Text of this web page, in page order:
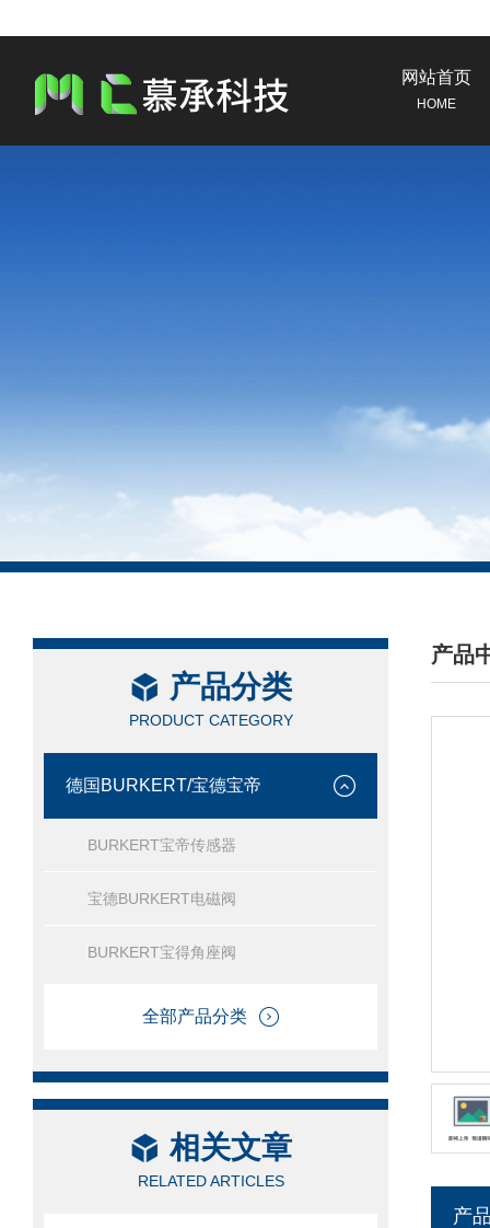
网站首页
HOME
产品分类
PRODUCT CATEGORY
德国BURKERT/宝德宝帝
BURKERT宝帝传感器
宝德BURKERT电磁阀
BURKERT宝得角座阀
全部产品分类
相关文章
RELATED ARTICLES
产品
/
产